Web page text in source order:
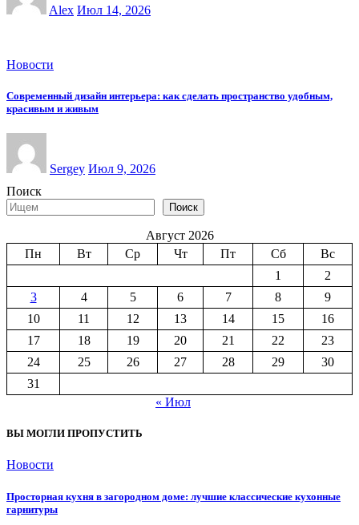
Alex Июл 14, 2026
Новости
Современный дизайн интерьера: как сделать пространство удобным,
красивым и живым
Sergey Июл 9, 2026
Поиск
Поиск
Август 2026
Пн
Вт Ср Чт Пт Сб
Вс
1
2
3
4 5 6 7 8
9
10
11 12 13 14 15
16
17
18 19 20 21 22
23
24
25 26 27 28 29
30
31
« Июл
ВЫ МОГЛИ ПРОПУСТИТЬ
Новости
Просторная кухня в загородном доме: лучшие классические кухонные
гарнитуры